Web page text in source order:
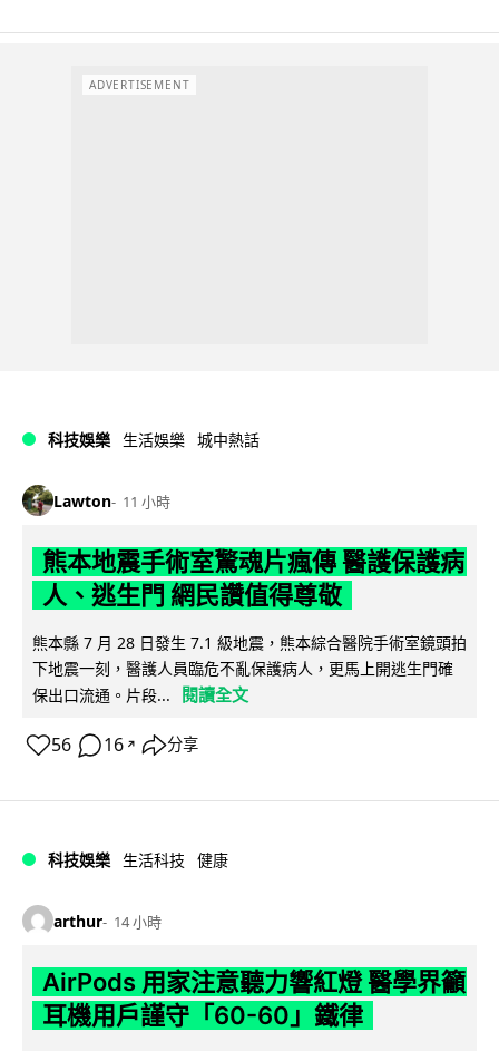
ADVERTISEMENT
科技娛樂 生活娛樂 城中熱話
Lawton 11 小時
熊本地震手術室驚魂片瘋傳 醫護保護病
人、逃生門 網民讚值得尊敬
熊本縣 7 月 28 日發生 7.1 級地震，熊本綜合醫院手術室鏡頭拍
下地震一刻，醫護人員臨危不亂保護病人，更馬上開逃生門確
保出口流通。片段...
閱讀全文
56 16 ↗ 分享
科技娛樂 生活科技 健康
arthur 14 小時
AirPods 用家注意聽力響紅燈 醫學界籲
耳機用戶謹守「60-60」鐵律